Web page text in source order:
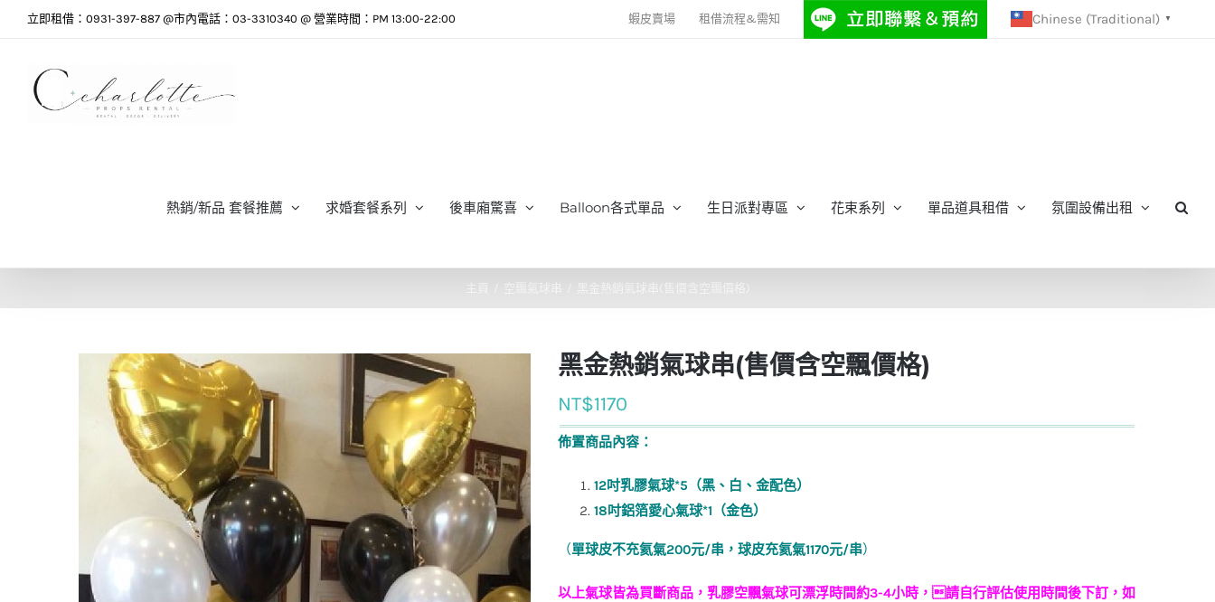
立即租借：0931-397-887 @市內電話：03-3310340 @ 營業時間：PM 13:00-22:00 蝦皮賣場 租借流程&需知 Chinese (Traditional) ▼
熱銷/新品 套餐推薦 求婚套餐系列 後車廂驚喜 Balloon各式單品 生日派對專區 花束系列 單品道具租借 氛圍設備出租
黑金熱銷氣球串(售價含空飄價格)
黑金熱銷氣球串(售價含空飄價格)
NT$1170
佈置商品內容：
12吋乳膠氣球*5（黑、白、金配色）
18吋鋁箔愛心氣球*1（金色）
（單球皮不充氦氣200元/串，球皮充氦氣1170元/串）
以上氣球皆為買斷商品，乳膠空飄氣球可漂浮時間約3-4小時，請自行評估使用時間後下訂，如